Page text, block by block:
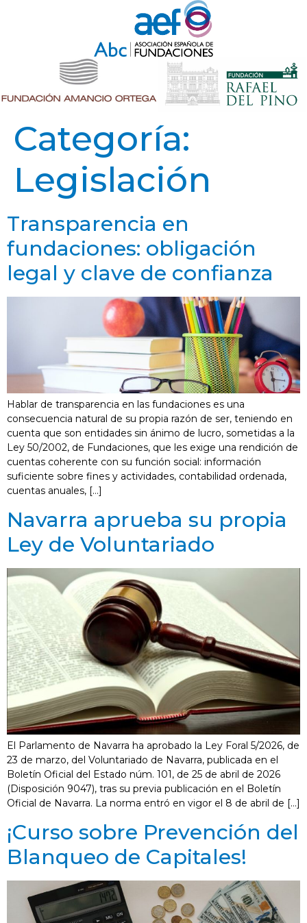
Categoría:
Legislación
Transparencia en
fundaciones: obligación
legal y clave de confianza
Hablar de transparencia en las fundaciones es una
consecuencia natural de su propia razón de ser, teniendo en
cuenta que son entidades sin ánimo de lucro, sometidas a la
Ley 50/2002, de Fundaciones, que les exige una rendición de
cuentas coherente con su función social: información
suficiente sobre fines y actividades, contabilidad ordenada,
cuentas anuales, […]
Navarra aprueba su propia
Ley de Voluntariado
El Parlamento de Navarra ha aprobado la Ley Foral 5/2026, de
23 de marzo, del Voluntariado de Navarra, publicada en el
Boletín Oficial del Estado núm. 101, de 25 de abril de 2026
(Disposición 9047), tras su previa publicación en el Boletín
Oficial de Navarra. La norma entró en vigor el 8 de abril de […]
¡Curso sobre Prevención del
Blanqueo de Capitales!